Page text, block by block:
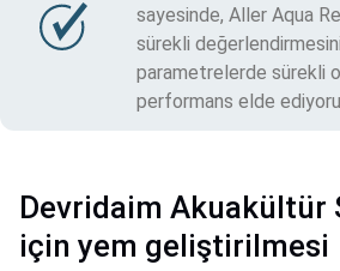
sayesinde, Aller Aqua
sürekli
parametrelerde sürekli
performans elde
Devridaim Akuakültür
için yem geliştirilmesi